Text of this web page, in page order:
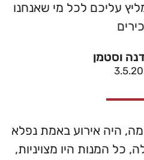
עליכם לכל מי שאנחנו
וסטמן
היה אירוע באמת נפלא
כל המנות היו מצויניות,